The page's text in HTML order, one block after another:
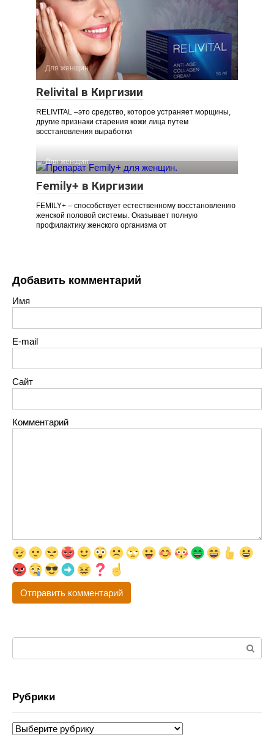
Для женщин
Relivital в Киргизии
RELIVITAL –это средство, которое устраняет морщины,
другие признаки старения кожи лица путем
восстановления выработки
Для женщин
Femily+ в Киргизии
FEMILY+ – способствует естественному восстановлению
женской половой системы. Оказывает полную
профилактику женского организма от
Добавить комментарий
Имя
E-mail
Сайт
Комментарий
Рубрики
Рубрики